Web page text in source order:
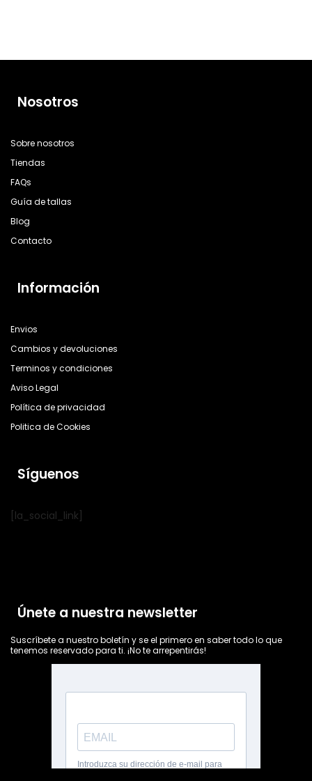
Nosotros
Sobre nosotros
Tiendas
FAQs
Guía de tallas
Blog
Contacto
Información
Envios
Cambios y devoluciones
Terminos y condiciones
Aviso Legal
Política de privacidad
Politica de Cookies
Síguenos
[la_social_link]
Únete a nuestra newsletter
Suscríbete a nuestro boletín y se el primero en saber todo lo que
tenemos reservado para ti. ¡No te arrepentirás!